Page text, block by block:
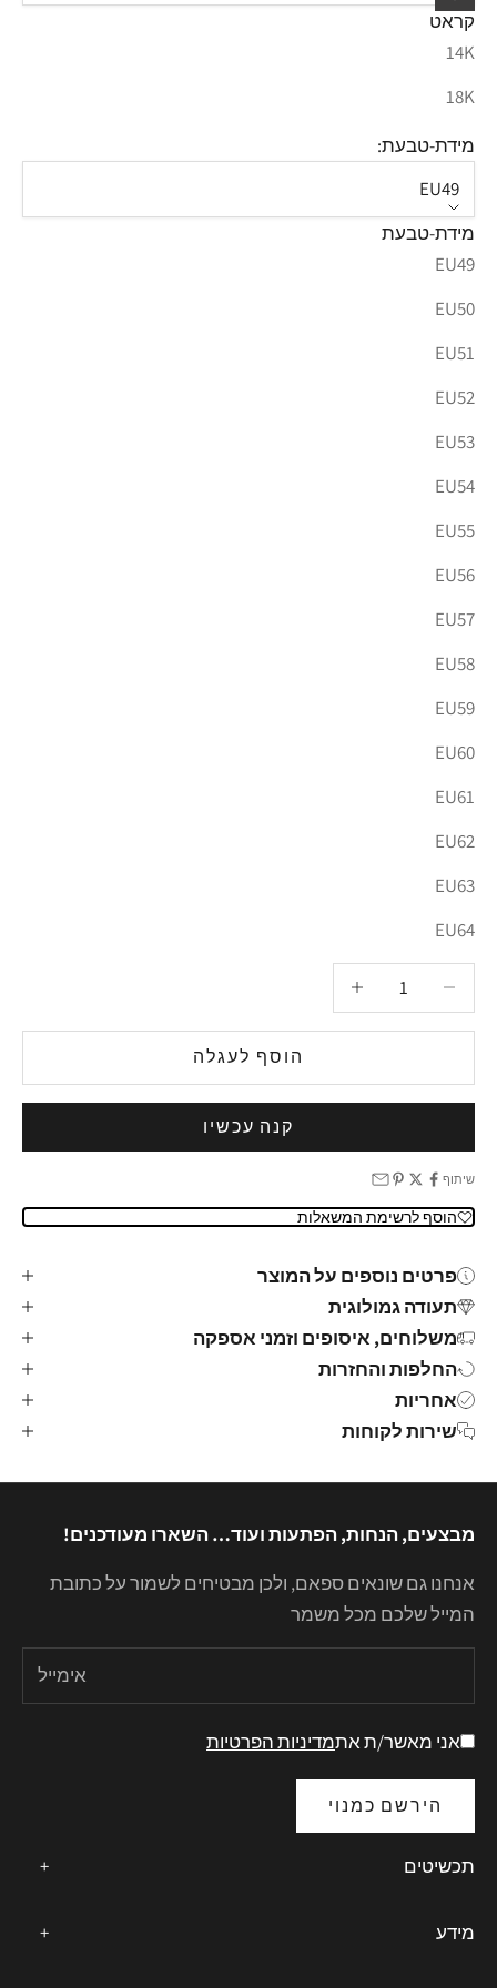
קראט
14K
18K
מידת-טבעת:
EU49
מידת-טבעת
EU49
EU50
EU51
EU52
EU53
EU54
EU55
EU56
EU57
EU58
EU59
EU60
EU61
EU62
EU63
EU64
הקטנת הכמותהגדלת הכמות
הוסף לעגלה
קנה עכשיו
שיתוף
הוסף לרשימת המשאלות
פרטים נוספים על המוצר
תעודה גמולוגית
משלוחים, איסופים וזמני אספקה
החלפות והחזרות
אחריות
שירות לקוחות
מבצעים, הנחות, הפתעות ועוד… השארו מעודכנים!
אנחנו גם שונאים ספאם, ולכן מבטיחים לשמור על כתובת
המייל שלכם מכל משמר
אני מאשר/ת אתמדיניות הפרטיות
הירשם כמנוי
תכשיטים
+
מידע
+